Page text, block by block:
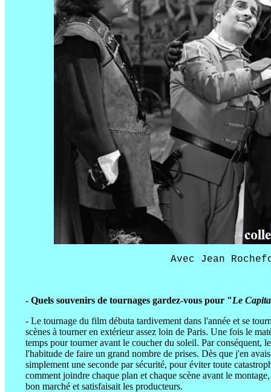
Avec Jean
- Quels souvenirs de tournages gardez-vous pour "Le
- Le tournage du film débuta tardivement dans l'année et se
scènes à tourner en extérieur assez loin de Paris. Une fois le
temps pour tourner avant le coucher du soleil. Par conséquent,
l'habitude de faire un grand nombre de prises. Dès que j'en
simplement une seconde par sécurité, pour éviter toute
comment joindre chaque plan et chaque scène avant le
bon marché et satisfaisait les producteurs.